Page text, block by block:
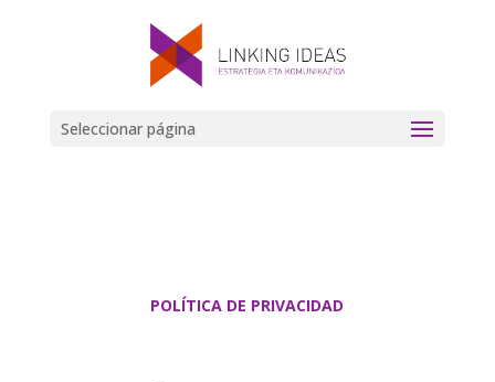
Seleccionar página
POLÍTICA DE PRIVACIDAD